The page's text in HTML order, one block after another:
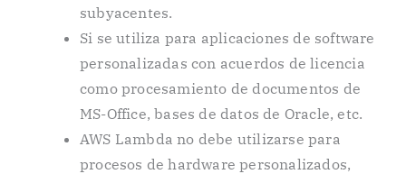
subyacentes.
Si se utiliza para aplicaciones de software
personalizadas con acuerdos de licencia
como procesamiento de documentos de
MS-Office, bases de datos de Oracle, etc.
AWS Lambda no debe utilizarse para
procesos de hardware personalizados,